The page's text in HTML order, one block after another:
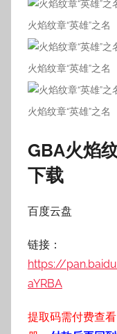
火焰纹章“英雄”之名
火焰纹章“英雄”之名
火焰纹章“英雄”之名
GBA火焰
下载
百度云盘
链接：
https://
aYRBA
提取码需付费查